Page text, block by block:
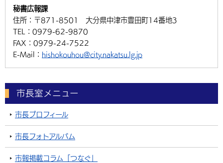
秘書広報課
住所： 〒871-8501 大分県中津市豊田町14番地3
TEL： 0979-62-9870
FAX： 0979-24-7522
E-Mail： hishokouhou@city.nakatsu.lg.jp
市長室メニュー
市長プロフィール
市長フォトアルバム
市報掲載コラム「つなぐ」